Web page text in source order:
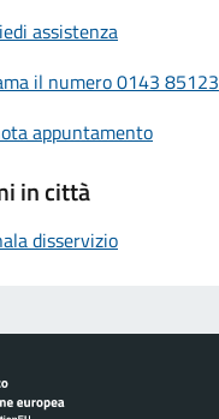
assistenza
il numero 0143 85123
appuntamento
in città
disservizio